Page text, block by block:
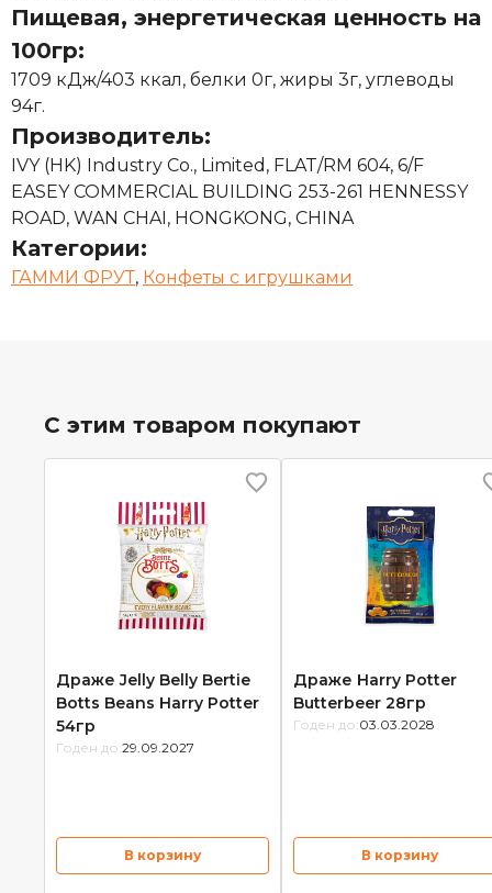
Пищевая, энергетическая ценность на
100гр:
1709 кДж/403 ккал, белки 0г, жиры 3г, углеводы
94г.
Производитель:
IVY (HK) Industry Co., Limited, FLAT/RM 604, 6/F
EASEY COMMERCIAL BUILDING 253-261 HENNESSY
ROAD, WAN CHAI, HONGKONG, CHINA
Категории:
ГАММИ ФРУТ, Конфеты с игрушками
С этим товаром покупают
Драже Jelly Belly Bertie
Botts Beans Harry Potter
54гр
Годен до: 29.09.2027
В корзину
Драже Harry Potter
Butterbeer 28гр
Годен до: 03.03.2028
В корзину